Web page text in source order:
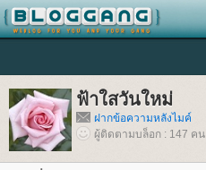
ฟ้าใสวันใหม่
ฝากข้อความหลังไมค์
ผู้ติดตามบล็อก : 147 คน